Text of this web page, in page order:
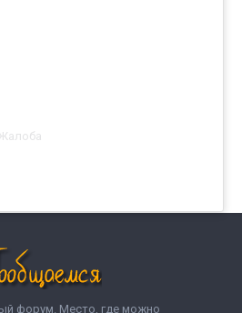
форум. Место, где можно